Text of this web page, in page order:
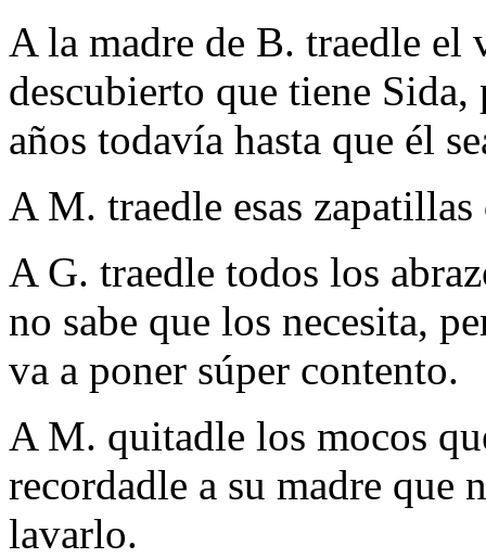
A la madre de B. traedle el
descubierto que tiene
años todavía hasta que él
A M. traedle esas
A G. traedle todos los
no sabe que los necesita,
va a poner súper contento.
A M. quitadle los mocos
recordadle a su madre que
lavarlo.